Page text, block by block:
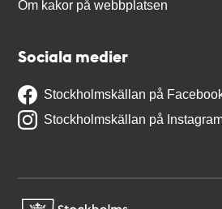
Om kakor på webbplatsen
Sociala medier
Stockholmskällan på
Stockholmskällan på